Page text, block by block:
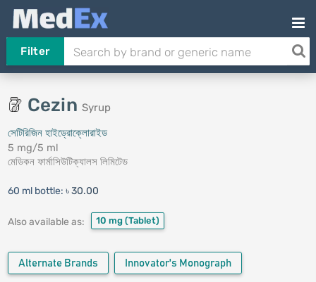
Filter
Cezin Syrup
সেটিরিজিন হাইড্রোক্লোরাইড
5 mg/5 ml
মেডিকন ফার্মাসিউটিক্যালস লিমিটেড
60 ml bottle: ৳ 30.00
Also available as: 10 mg (Tablet)
Alternate Brands Innovator's Monograph